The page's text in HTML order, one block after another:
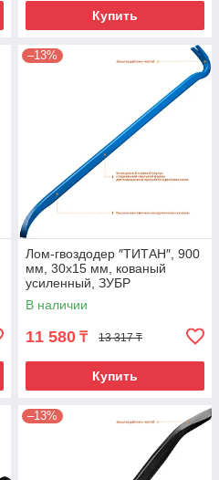
Купить
–13%
Лом-гвоздодер ″ТИТАН″, 900
мм, 30х15 мм, кованый
усиленный, ЗУБР
В наличии
11 580 ₸ 13 317 ₸
Купить
–13%